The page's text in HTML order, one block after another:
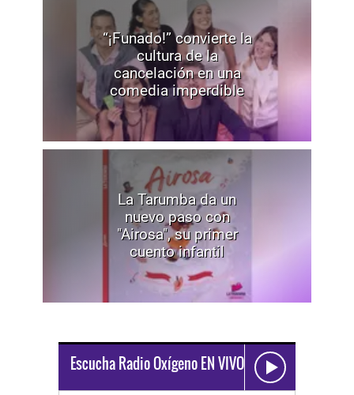
“¡Funado!” convierte la
cultura de la
cancelación en una
comedia imperdible
La Tarumba da un
nuevo paso con
"Airosa", su primer
cuento infantil
Escucha Radio Oxígeno EN VIVO